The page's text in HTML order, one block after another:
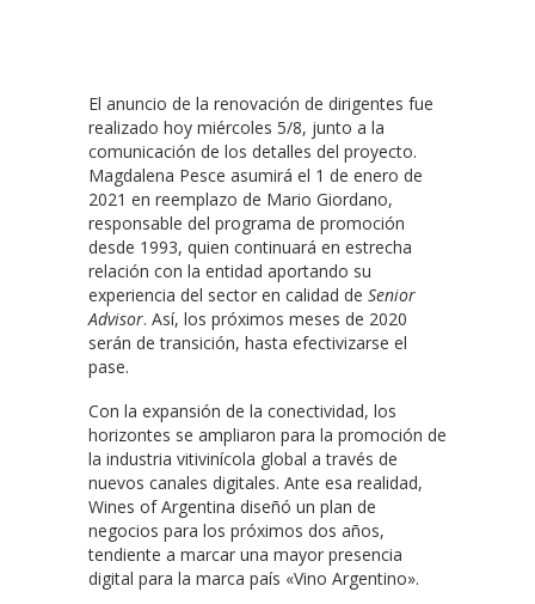
El anuncio de la renovación de dirigentes fue
realizado hoy miércoles 5/8, junto a la
comunicación de los detalles del proyecto.
Magdalena Pesce asumirá el 1 de enero de
2021 en reemplazo de Mario Giordano,
responsable del programa de promoción
desde 1993, quien continuará en estrecha
relación con la entidad aportando su
experiencia del sector en calidad de Senior
Advisor. Así, los próximos meses de 2020
serán de transición, hasta efectivizarse el
pase.
Con la expansión de la conectividad, los
horizontes se ampliaron para la promoción de
la industria vitivinícola global a través de
nuevos canales digitales. Ante esa realidad,
Wines of Argentina diseñó un plan de
negocios para los próximos dos años,
tendiente a marcar una mayor presencia
digital para la marca país «Vino Argentino».